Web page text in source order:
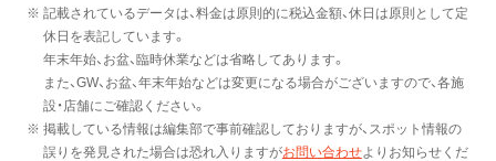
※ 記載されているデータは、料金は原則的に税込金額、休日は原則として定
休日を表記しています。
年末年始、お盆、臨時休業などは省略してあります。
また、GW、お盆、年末年始などは変更になる場合がございますので、各施
設・店舗にご確認ください。
※ 掲載している情報は編集部で事前確認しておりますが、スポット情報の
誤りを発見された場合は恐れ入りますがお問い合わせよりお知らせくだ